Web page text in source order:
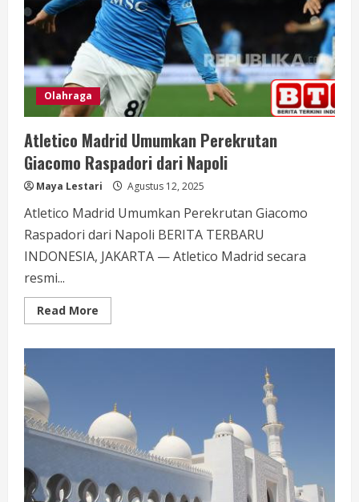
Olahraga
Atletico Madrid Umumkan Perekrutan
Giacomo Raspadori dari Napoli
Maya Lestari Agustus 12, 2025
Atletico Madrid Umumkan Perekrutan Giacomo
Raspadori dari Napoli BERITA TERBARU
INDONESIA, JAKARTA — Atletico Madrid secara
resmi...
Read More
more
Raspadori
dari
Napoli